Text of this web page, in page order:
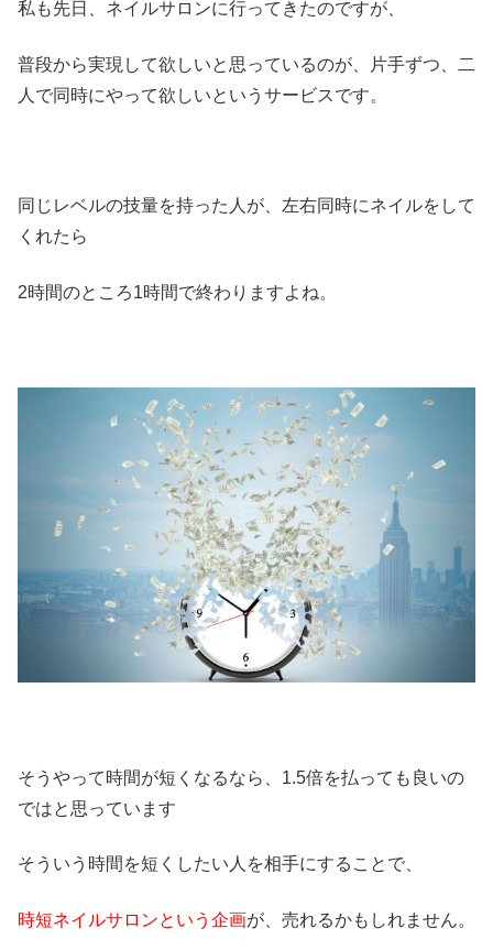
私も先日、ネイルサロンに行ってきたのですが、
普段から実現して欲しいと思っているのが、片手ずつ、二
人で同時にやって欲しいというサービスです。
同じレベルの技量を持った人が、左右同時にネイルをして
くれたら
2時間のところ1時間で終わりますよね。
そうやって時間が短くなるなら、1.5倍を払っても良いの
ではと思っています
そういう時間を短くしたい人を相手にすることで、
時短ネイルサロンという企画が、売れるかもしれません。